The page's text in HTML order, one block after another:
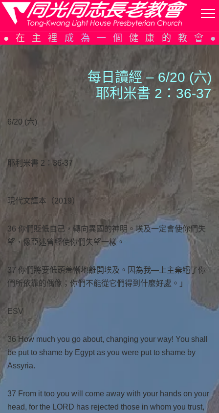
Skip
to
在主裡成為一個健康的教會
每日讀經 – 6/20 (六)
耶利米書 2：36-37
6/20 (六)
耶利米書 2：36-37
現代文譯本（2019）
36 你們貶低自己，轉向異國的神明。埃及一定會使你們失
望，像亞述曾經使你們失望一樣。
37 你們將要低頭羞慚地離開埃及。因為我—上主棄絕了你
們所依靠的偶像；你們不能從它們得到什麼好處。」
ESV
36 How much you go about, changing your way! You shall
be put to shame by Egypt as you were put to shame by
Assyria.
37 From it too you will come away with your hands on your
head, for the LORD has rejected those in whom you trust,